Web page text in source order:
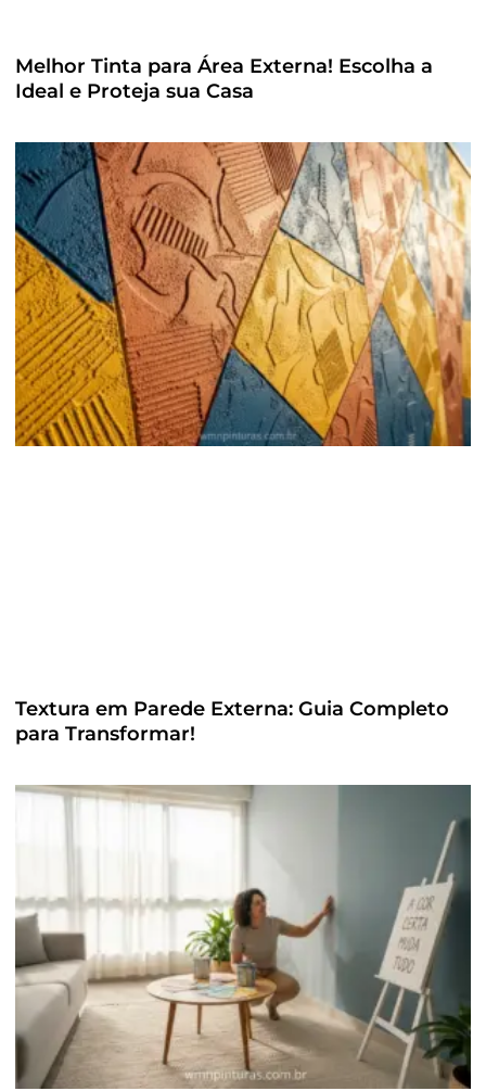
Melhor Tinta para Área Externa! Escolha a
Ideal e Proteja sua Casa
Textura em Parede Externa: Guia Completo
para Transformar!